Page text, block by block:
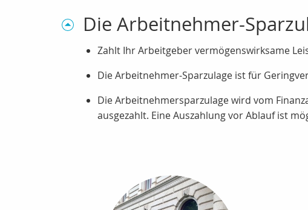
Die Arbeitnehmer-
Zahlt Ihr Arbeitgeber vermögenswirksame
Die Arbeitnehmer-Sparzulage ist für
Die Arbeitnehmersparzulage wird vom
ausgezahlt. Eine Auszahlung vor Ablauf ist